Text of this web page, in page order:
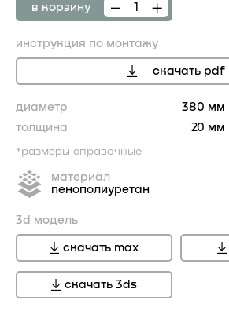
в корзину
инструкция по монтажу
скачать pdf
диаметр
380 мм
толщина
20 мм
*размеры справочные
материал
пенополиуретан
3d модель
скачать max
скачать 3ds